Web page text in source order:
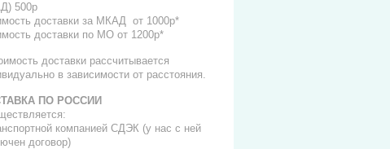
500р
доставки за МКАД от 1000р*
доставки по МО от 1200р*
доставки рассчитывается
в зависимости от расстояния.
ПО РОССИИ
компанией СДЭК (у нас с ней
договор)